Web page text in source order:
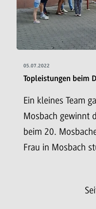
05.07.2022
Topleistungen beim
Ein kleines Team
Mosbach gewinnt
beim 20.
Frau in Mosbach